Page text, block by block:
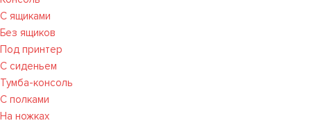
С ящиками
Без ящиков
Под принтер
С сиденьем
Тумба-консоль
С полками
На ножках